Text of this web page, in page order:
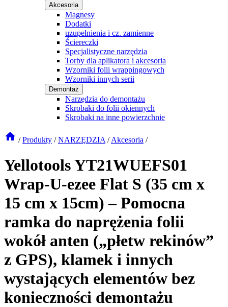
Akcesoria
Magnesy
Dodatki
uzupełnienia i cz. zamienne
Ściereczki
Specjalistyczne narzędzia
Torby dla aplikatora i akcesoria
Wzorniki folii wrappingowych
Wzorniki innych serii
Demontaż
Narzędzia do demontażu
Skrobaki do folii okiennych
Skrobaki na inne powierzchnie
/ Produkty / NARZĘDZIA / Akcesoria /
Yellotools YT21WUEFS01
Wrap-U-ezee Flat S (35 cm x
15 cm x 15cm) – Pomocna
ramka do naprężenia folii
wokół anten („płetw rekinów”
z GPS), klamek i innych
wystających elementów bez
konieczności demontażu